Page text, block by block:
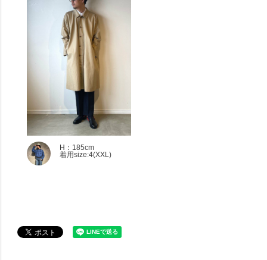
H：185cm
着用size:4(XXL)